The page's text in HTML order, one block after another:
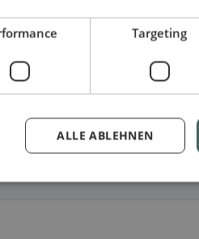
Targeting
ALLE ABLEHNEN